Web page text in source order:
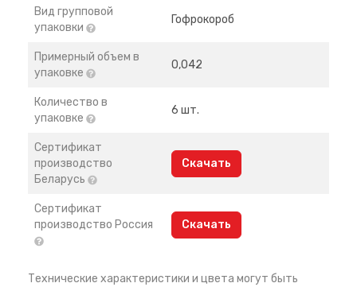
Вид групповой
упаковки
Гофрокороб
Примерный объем в
упаковке
0,042
Количество в
упаковке
6 шт.
Сертификат
производство
Беларусь
Скачать
Сертификат
производство Россия
Скачать
Технические характеристики и цвета могут быть